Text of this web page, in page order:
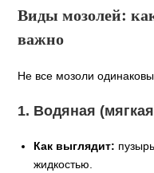
Виды мозолей:
важно
Не все мозоли
1. Водяная
Как выглядит:
жидкостью.